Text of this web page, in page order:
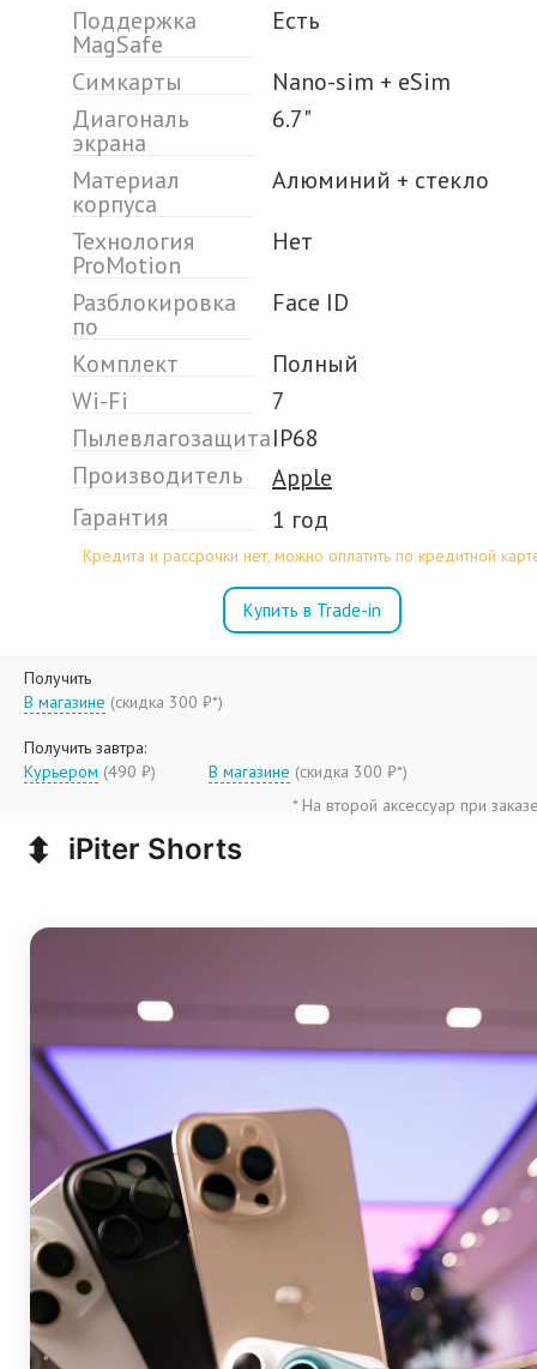
Поддержка
MagSafe
Есть
Симкарты
Nano-sim + eSim
Диагональ
экрана
6.7"
Материал
корпуса
Алюминий + стекло
Технология
ProMotion
Нет
Разблокировка
по
Face ID
Комплект
Полный
Wi-Fi
7
ПылевлагозащитаIP68
Производитель
Apple
Гарантия
1 год
Кредита и рассрочки нет, можно оплатить по кредитной
Купить в Trade-in
Получить
В магазине (скидка 300 ₽*)
Получить завтра:
Курьером (490 ₽) В магазине (скидка 300 ₽*)
* На второй аксессуар при
⬍ iPiter Shorts